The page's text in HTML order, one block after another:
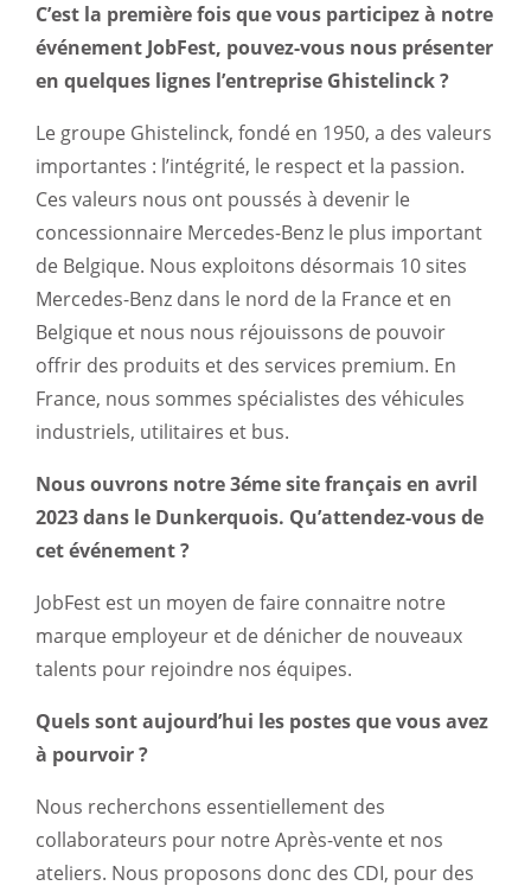
C’est la première fois que vous participez à notre
événement JobFest, pouvez-vous nous présenter
en quelques lignes l’entreprise Ghistelinck ?
Le groupe Ghistelinck, fondé en 1950, a des valeurs
importantes : l’intégrité, le respect et la passion.
Ces valeurs nous ont poussés à devenir le
concessionnaire Mercedes-Benz le plus important
de Belgique. Nous exploitons désormais 10 sites
Mercedes-Benz dans le nord de la France et en
Belgique et nous nous réjouissons de pouvoir
offrir des produits et des services premium. En
France, nous sommes spécialistes des véhicules
industriels, utilitaires et bus.
Nous ouvrons notre 3éme site français en avril
2023 dans le Dunkerquois. Qu’attendez-vous de
cet événement ?
JobFest est un moyen de faire connaitre notre
marque employeur et de dénicher de nouveaux
talents pour rejoindre nos équipes.
Quels sont aujourd’hui les postes que vous avez
à pourvoir ?
Nous recherchons essentiellement des
collaborateurs pour notre Après-vente et nos
ateliers. Nous proposons donc des CDI, pour des